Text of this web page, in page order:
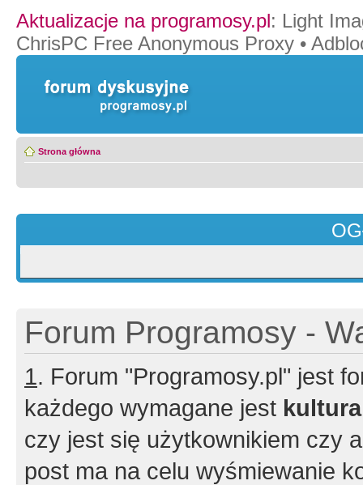
Aktualizacje na programosy.pl: Light
ChrisPC Free Anonymous Proxy •
Strona główna
Forum Programosy -
1. Forum "Programosy.pl" jest
każdego wymagane jest
czy jest się użytkownikiem czy
post ma na celu wyśmiewanie